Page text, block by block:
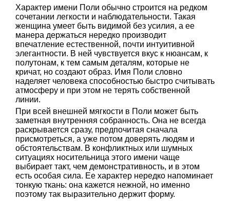
Характер имени Поли обычно строится на редком
сочетании легкости и наблюдательности. Такая
женщина умеет быть видимой без усилия, а ее
манера держаться нередко производит
впечатление естественной, почти интуитивной
элегантности. В ней чувствуется вкус к нюансам, к
полутонам, к тем самым деталям, которые не
кричат, но создают образ. Имя Поли словно
наделяет человека способностью быстро считывать
атмосферу и при этом не терять собственной
линии.
При всей внешней мягкости в Поли может быть
заметная внутренняя собранность. Она не всегда
раскрывается сразу, предпочитая сначала
присмотреться, а уже потом доверять людям и
обстоятельствам. В конфликтных или шумных
ситуациях носительница этого имени чаще
выбирает такт, чем демонстративность, и в этом
есть особая сила. Ее характер нередко напоминает
тонкую ткань: она кажется нежной, но именно
поэтому так выразительно держит форму.